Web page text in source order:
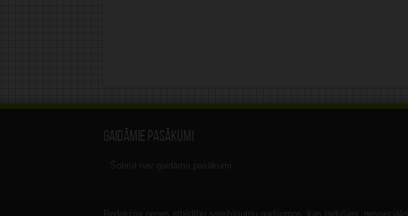
Gaidāmie pasākumi
Šobrīd nav gaidāmo pasākumi.
Redakcija nenes atbildību sarežģījumu gadījumos, kas radušies,